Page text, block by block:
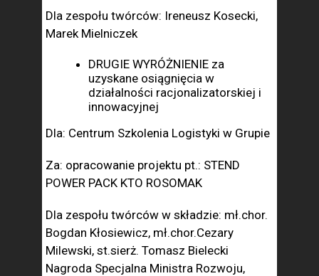
Dla zespołu twórców: Ireneusz Kosecki,
Marek Mielniczek
DRUGIE WYRÓŻNIENIE za
uzyskane osiągnięcia w
działalności racjonalizatorskiej i
innowacyjnej
Dla: Centrum Szkolenia Logistyki w Grupie
Za: opracowanie projektu pt.: STEND
POWER PACK KTO ROSOMAK
Dla zespołu twórców w składzie: mł.chor.
Bogdan Kłosiewicz, mł.chor.Cezary
Milewski, st.sierż. Tomasz Bielecki
Nagroda Specjalna Ministra Rozwoju,